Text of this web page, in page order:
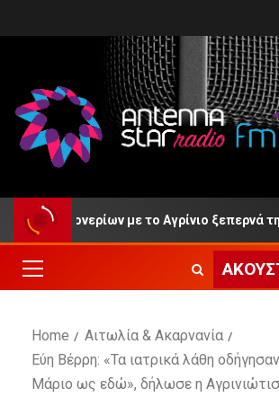
με το Αγρίνιο ξεπερνά τη
Home
Αιτωλία & Ακαρνανία
Εύη Βέρρη: «Τα ιατρικά λάθη
Μάριο ως εδώ», δήλωσε η